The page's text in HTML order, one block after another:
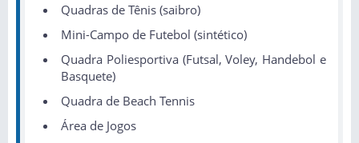
Quadras de Tênis (saibro)
Mini-Campo de Futebol (sintético)
Quadra Poliesportiva (Futsal, Voley, Handebol e
Basquete)
Quadra de Beach Tennis
Área de Jogos